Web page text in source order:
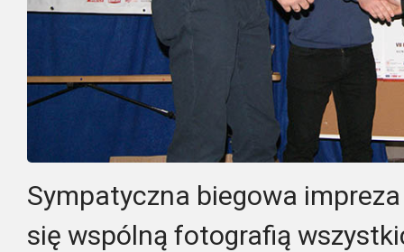
Sympatyczna biegowa
się wspólną fotografią